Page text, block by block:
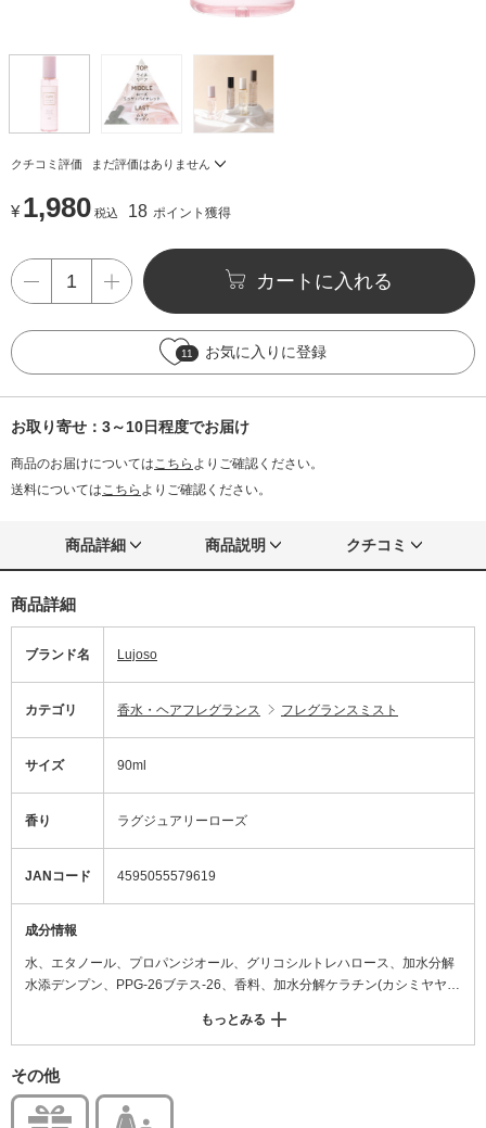
クチコミ評価 まだ評価はありません
¥ 1,980 税込 18 ポイント獲得
カートに入れる
11 お気に入りに登録
お取り寄せ：3～10日程度でお届け
商品のお届けについてはこちら よりご確認ください。
送料についてはこちら よりご確認ください。
商品詳細 商品説明 クチコミ
商品詳細
ブランド名 Lujoso
カテゴリ 香水・ヘアフレグランス フレグランスミスト
サイズ 90ml
香り ラグジュアリーローズ
JANコード 4595055579619
成分情報
水、エタノール、プロパンジオール、グリコシルトレハロース、加水分解
水添デンプン、PPG-26ブテス-26、香料、加水分解ケラチン(カシミヤヤ
セラミドNP、セラミドAP、セラミドEOP、ヒアルロン酸Na、γ-ドコサラ
クトン、ナイアシンアミド、トコフェロール、ビオチン、エクトイン、パ
ンテノール、フラーレン、カミツレ花エキス、ローズマリー葉エキス、B
G、スクワラン、ホホバ種子油、アルガニアスピノサ核油、コメヌカ油、P
EG-40水添ヒマシ油、ヒドロキシアセトフェノン、ポリクオタニウム-10、
もっとみる
その他